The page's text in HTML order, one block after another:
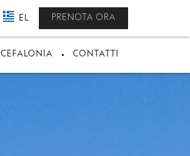
EL PRENOTA ORA
CEFALONIA CONTATTI